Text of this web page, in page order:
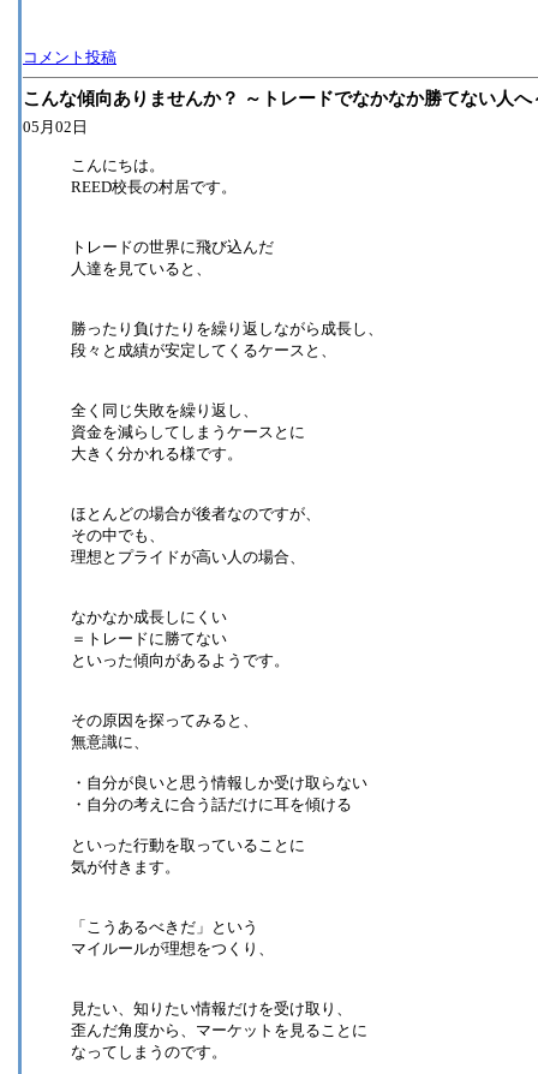
コメント投稿
こんな傾向ありませんか？ ～トレードでなかなか勝てない人へ
05月02日
こんにちは。
REED校長の村居です。
トレードの世界に飛び込んだ
人達を見ていると、
勝ったり負けたりを繰り返しながら成長し、
段々と成績が安定してくるケースと、
全く同じ失敗を繰り返し、
資金を減らしてしまうケースとに
大きく分かれる様です。
ほとんどの場合が後者なのですが、
その中でも、
理想とプライドが高い人の場合、
なかなか成長しにくい
＝トレードに勝てない
といった傾向があるようです。
その原因を探ってみると、
無意識に、
・自分が良いと思う情報しか受け取らない
・自分の考えに合う話だけに耳を傾ける
といった行動を取っていることに
気が付きます。
「こうあるべきだ」という
マイルールが理想をつくり、
見たい、知りたい情報だけを受け取り、
歪んだ角度から、マーケットを見ることに
なってしまうのです。